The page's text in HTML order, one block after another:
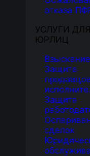
отказа
УСЛУГИ ДЛЯ
ЮРЛИЦ
Защита
Защита
сделок